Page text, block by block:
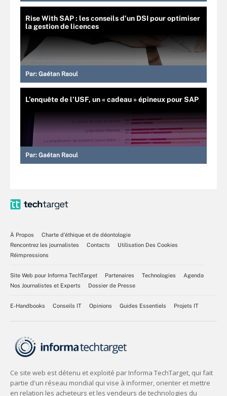
Rise With SAP : les conseils d’un DSI pour optimiser
la gestion de licences
Par: Gaétan Raoul
L’enquête de l’USF, un « cadeau » épineux pour SAP
Par: Gaétan Raoul
À Propos
Charte d’éthique et de déontologie
Rencontrez les journalistes
Contacts
Utilisation Des Cookies
Réimpressions
Site Web pour Informa TechTarget Partenaires Technologies
Agenda
Nos Journalistes et Experts
Dossier de Presse
E-Handbooks Conseils IT Opinions Guides Essentiels Projets IT